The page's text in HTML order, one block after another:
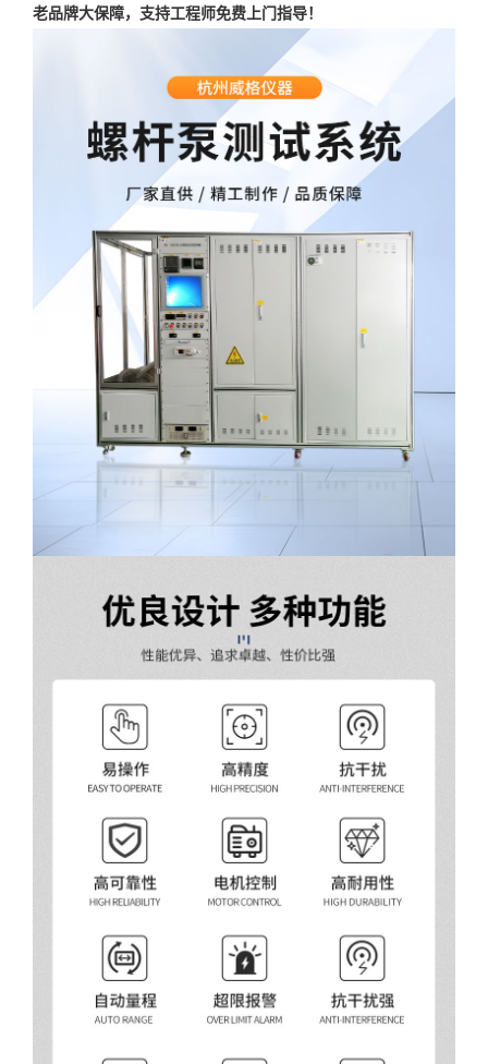
老品牌大保障，支持工程师免费上门指导！